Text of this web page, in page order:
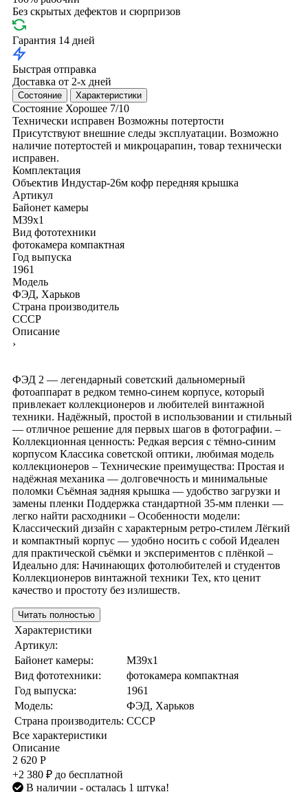
Без скрытых дефектов и сюрпризов
Гарантия 14 дней
Быстрая отправка
Доставка от 2-х дней
Состояние Характеристики
Состояние Хорошее 7/10
Технически исправен Возможны потертости
Присутствуют внешние следы эксплуатации. Возможно
наличие потертостей и микроцарапин, товар технически
исправен.
Комплектация
Объектив Индустар-26м кофр передняя крышка
Артикул
Байонет камеры
M39x1
Вид фототехники
фотокамера компактная
Год выпуска
1961
Модель
ФЭД, Харьков
Страна производитель
СССР
Описание
›
ФЭД 2 — легендарный советский дальномерный
фотоаппарат в редком темно-синем корпусе, который
привлекает коллекционеров и любителей винтажной
техники. Надёжный, простой в использовании и стильный
— отличное решение для первых шагов в фотографии. –
Коллекционная ценность: Редкая версия с тёмно-синим
корпусом Классика советской оптики, любимая модель
коллекционеров – Технические преимущества: Простая и
надёжная механика — долговечность и минимальные
поломки Съёмная задняя крышка — удобство загрузки и
замены пленки Поддержка стандартной 35-мм пленки —
легко найти расходники – Особенности модели:
Классический дизайн с характерным ретро-стилем Лёгкий
и компактный корпус — удобно носить с собой Идеален
для практической съёмки и экспериментов с плёнкой –
Идеально для: Начинающих фотолюбителей и студентов
Коллекционеров винтажной техники Тех, кто ценит
качество и простоту без излишеств.
Читать полностью
Характеристики
Артикул:
Байонет камеры:
M39x1
Вид фототехники:
фотокамера компактная
Год выпуска:
1961
Модель:
ФЭД, Харьков
Страна производитель: СССР
Все характеристики
Описание
2 620 Р
+2 380 ₽ до бесплатной
В наличии - осталась 1 штука!